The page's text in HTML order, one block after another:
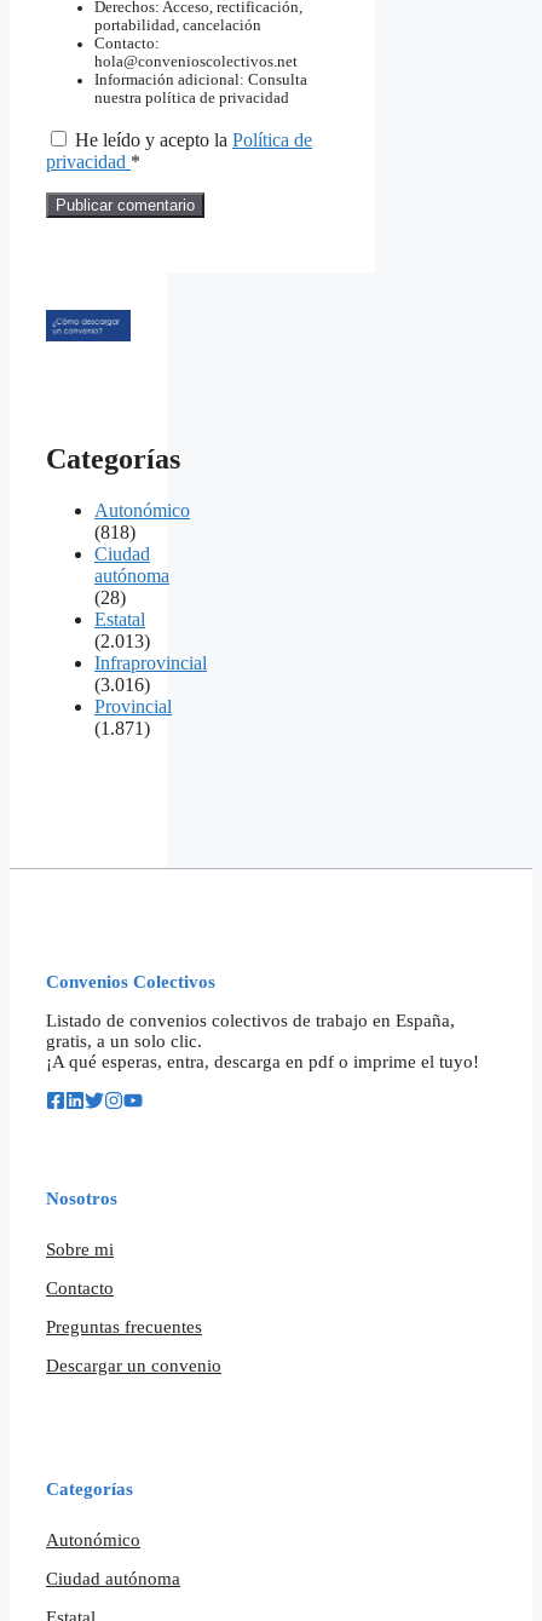
Derechos: Acceso, rectificación,
portabilidad, cancelación
Contacto:
hola@convenioscolectivos.net
Información adicional: Consulta
nuestra política de privacidad
He leído y acepto la Política de
privacidad *
Categorías
Autonómico
(818)
Ciudad
autónoma
(28)
Estatal
(2.013)
Infraprovincial
(3.016)
Provincial
(1.871)
Convenios Colectivos
Listado de convenios colectivos de trabajo en España,
gratis, a un solo clic.
¡A qué esperas, entra, descarga en pdf o imprime el tuyo!
Nosotros
Sobre mi
Contacto
Preguntas frecuentes
Descargar un convenio
Categorías
Autonómico
Ciudad autónoma